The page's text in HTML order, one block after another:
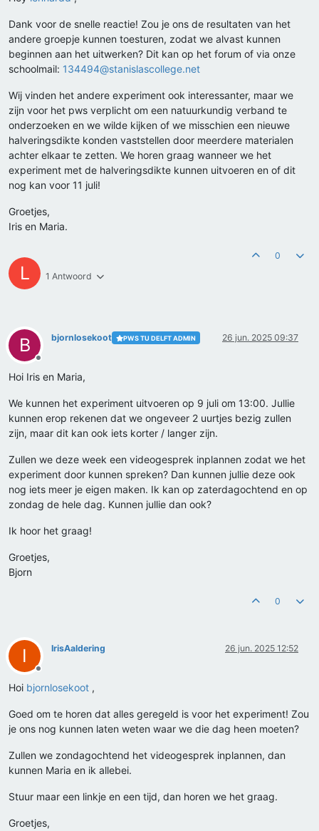
Dank voor de snelle reactie! Zou je ons de resultaten van het
andere groepje kunnen toesturen, zodat we alvast kunnen
beginnen aan het uitwerken? Dit kan op het forum of via onze
schoolmail: 134494@stanislascollege.net
Wij vinden het andere experiment ook interessanter, maar we
zijn voor het pws verplicht om een natuurkundig verband te
onderzoeken en we wilde kijken of we misschien een nieuwe
halveringsdikte konden vaststellen door meerdere materialen
achter elkaar te zetten. We horen graag wanneer we het
experiment met de halveringsdikte kunnen uitvoeren en of dit
nog kan voor 11 juli!
Groetjes,
Iris en Maria.
L 1 Antwoord
0
B
Offline
bjornlosekoot PWS TU DELFT ADMIN 26 jun. 2025 09:37
Hoi Iris en Maria,
We kunnen het experiment uitvoeren op 9 juli om 13:00. Jullie
kunnen erop rekenen dat we ongeveer 2 uurtjes bezig zullen
zijn, maar dit kan ook iets korter / langer zijn.
Zullen we deze week een videogesprek inplannen zodat we het
experiment door kunnen spreken? Dan kunnen jullie deze ook
nog iets meer je eigen maken. Ik kan op zaterdagochtend en op
zondag de hele dag. Kunnen jullie dan ook?
Ik hoor het graag!
Groetjes,
Bjorn
0
I
Offline
IrisAaldering 26 jun. 2025 12:52
Hoi bjornlosekoot ,
Goed om te horen dat alles geregeld is voor het experiment! Zou
je ons nog kunnen laten weten waar we die dag heen moeten?
Zullen we zondagochtend het videogesprek inplannen, dan
kunnen Maria en ik allebei.
Stuur maar een linkje en een tijd, dan horen we het graag.
Groetjes,